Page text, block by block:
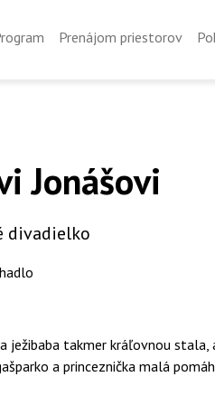
Prenájom priestorov
Jonášovi
divadielko
ježibaba takmer kráľovnou
a princeznička malá